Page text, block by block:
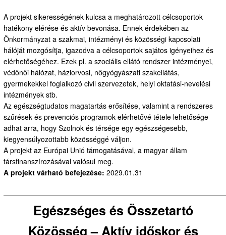
A projekt sikerességének kulcsa a meghatározott célcsoportok
hatékony elérése és aktív bevonása. Ennek érdekében az
Önkormányzat a szakmai, intézményi és közösségi kapcsolati
hálóját mozgósítja, igazodva a célcsoportok sajátos igényeihez és
elérhetőségéhez. Ezek pl. a szociális ellátó rendszer intézményei,
védőnői hálózat, háziorvosi, nőgyógyászati szakellátás,
gyermekekkel foglalkozó civil szervezetek, helyi oktatási-nevelési
intézmények stb.
Az egészségtudatos magatartás erősítése, valamint a rendszeres
szűrések és prevenciós programok elérhetővé tétele lehetősége
adhat arra, hogy Szolnok és térsége egy egészségesebb,
kiegyensúlyozottabb közösséggé váljon.
A projekt az Európai Unió támogatásával, a magyar állam
társfinanszírozásával valósul meg.
A projekt várható befejezése: 2029.01.31
Egészséges és Összetartó
Közösség – Aktív időskor és